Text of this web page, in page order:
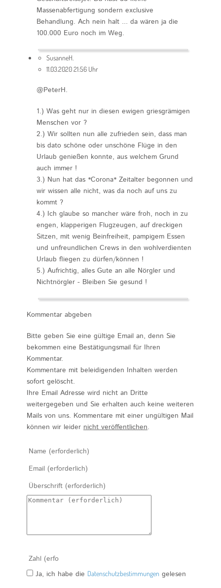
Massenabfertigung sondern exclusive
Behandlung. Ach nein halt ... da wären ja die
100.000 Euro noch im Weg.
SusanneH.
11.03.2020 21:56 Uhr
@PeterH.
1.) Was geht nur in diesen ewigen griesgrämigen
Menschen vor ?
2.) Wir sollten nun alle zufrieden sein, dass man
bis dato schöne oder unschöne Flüge in den
Urlaub genießen konnte, aus welchem Grund
auch immer !
3.) Nun hat das *Corona* Zeitalter begonnen und
wir wissen alle nicht, was da noch auf uns zu
kommt ?
4.) Ich glaube so mancher wäre froh, noch in zu
engen, klapperigen Flugzeugen, auf dreckigen
Sitzen, mit wenig Beinfreiheit, pampigem Essen
und unfreundlichen Crews in den wohlverdienten
Urlaub fliegen zu dürfen/können !
5.) Aufrichtig, alles Gute an alle Nörgler und
Nichtnörgler - Bleiben Sie gesund !
Kommentar abgeben
Bitte geben Sie eine gültige Email an, denn Sie
bekommen eine Bestätigungsmail für Ihren
Kommentar.
Kommentare mit beleidigenden Inhalten werden
sofort gelöscht.
Ihre Email Adresse wird nicht an Dritte
weitergegeben und Sie erhalten auch keine weiteren
Mails von uns. Kommentare mit einer ungültigen Mail
können wir leider nicht veröffentlichen.
Ja, ich habe die Datenschutzbestimmungen gelesen